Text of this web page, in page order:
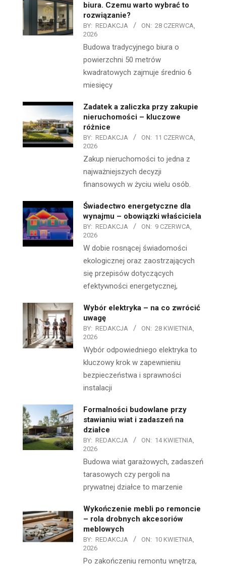
biura. Czemu warto wybrać to
rozwiązanie?
BY: REDAKCJA ON: 28 CZERWCA,
2026
Budowa tradycyjnego biura o
powierzchni 50 metrów
kwadratowych zajmuje średnio 6
miesięcy
Zadatek a zaliczka przy zakupie
nieruchomości – kluczowe
różnice
BY: REDAKCJA ON: 11 CZERWCA,
2026
Zakup nieruchomości to jedna z
najważniejszych decyzji
finansowych w życiu wielu osób.
Świadectwo energetyczne dla
wynajmu – obowiązki właściciela
BY: REDAKCJA ON: 9 CZERWCA,
2026
W dobie rosnącej świadomości
ekologicznej oraz zaostrzających
się przepisów dotyczących
efektywności energetycznej,
Wybór elektryka – na co zwrócić
uwagę
BY: REDAKCJA ON: 28 KWIETNIA,
2026
Wybór odpowiedniego elektryka to
kluczowy krok w zapewnieniu
bezpieczeństwa i sprawności
instalacji
Formalności budowlane przy
stawianiu wiat i zadaszeń na
działce
BY: REDAKCJA ON: 14 KWIETNIA,
2026
Budowa wiat garażowych, zadaszeń
tarasowych czy pergoli na
prywatnej działce to marzenie
Wykończenie mebli po remoncie
– rola drobnych akcesoriów
meblowych
BY: REDAKCJA ON: 10 KWIETNIA,
2026
Po zakończeniu remontu wnętrza,